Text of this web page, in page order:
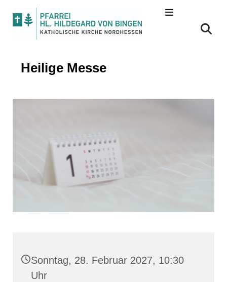
Heilige Messe
Sonntag, 28. Februar 2027, 10:30
Uhr